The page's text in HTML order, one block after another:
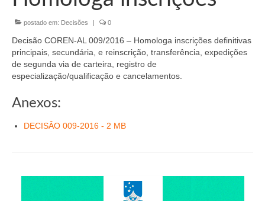
Conselheiros e Diretoria
Câmaras Técnicas
Carta de Serviços ao Cidadão
Transparência e Prestação de Contas
postado em: Decisões | 0
Decisão COREN-AL 009/2016 – Homologa inscrições definitivas
principais, secundária, e reinscrição, transferência, expedições
de segunda via de carteira, registro de
especialização/qualificação e cancelamentos.
Anexos:
DECISÂO 009-2016 - 2 MB